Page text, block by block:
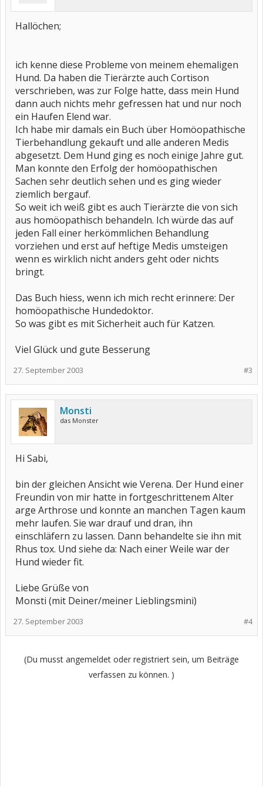
Hallöchen;
ich kenne diese Probleme von meinem ehemaligen
Hund. Da haben die Tierärzte auch Cortison
verschrieben, was zur Folge hatte, dass mein Hund
dann auch nichts mehr gefressen hat und nur noch
ein Haufen Elend war.
Ich habe mir damals ein Buch über Homöopathische
Tierbehandlung gekauft und alle anderen Medis
abgesetzt. Dem Hund ging es noch einige Jahre gut.
Man konnte den Erfolg der homöopathischen
Sachen sehr deutlich sehen und es ging wieder
ziemlich bergauf.
So weit ich weiß gibt es auch Tierärzte die von sich
aus homöopathisch behandeln. Ich würde das auf
jeden Fall einer herkömmlichen Behandlung
vorziehen und erst auf heftige Medis umsteigen
wenn es wirklich nicht anders geht oder nichts
bringt.
Das Buch hiess, wenn ich mich recht erinnere: Der
homöopathische Hundedoktor.
So was gibt es mit Sicherheit auch für Katzen.
Viel Glück und gute Besserung
#3
27. September 2003
Monsti
das Monster
Hi Sabi,
bin der gleichen Ansicht wie Verena. Der Hund einer
Freundin von mir hatte in fortgeschrittenem Alter
arge Arthrose und konnte an manchen Tagen kaum
mehr laufen. Sie war drauf und dran, ihn
einschläfern zu lassen. Dann behandelte sie ihn mit
Rhus tox. Und siehe da: Nach einer Weile war der
Hund wieder fit.
Liebe Grüße von
Monsti (mit Deiner/meiner Lieblingsmini)
#4
27. September 2003
(Du musst angemeldet oder registriert sein, um Beiträge
verfassen zu können. )